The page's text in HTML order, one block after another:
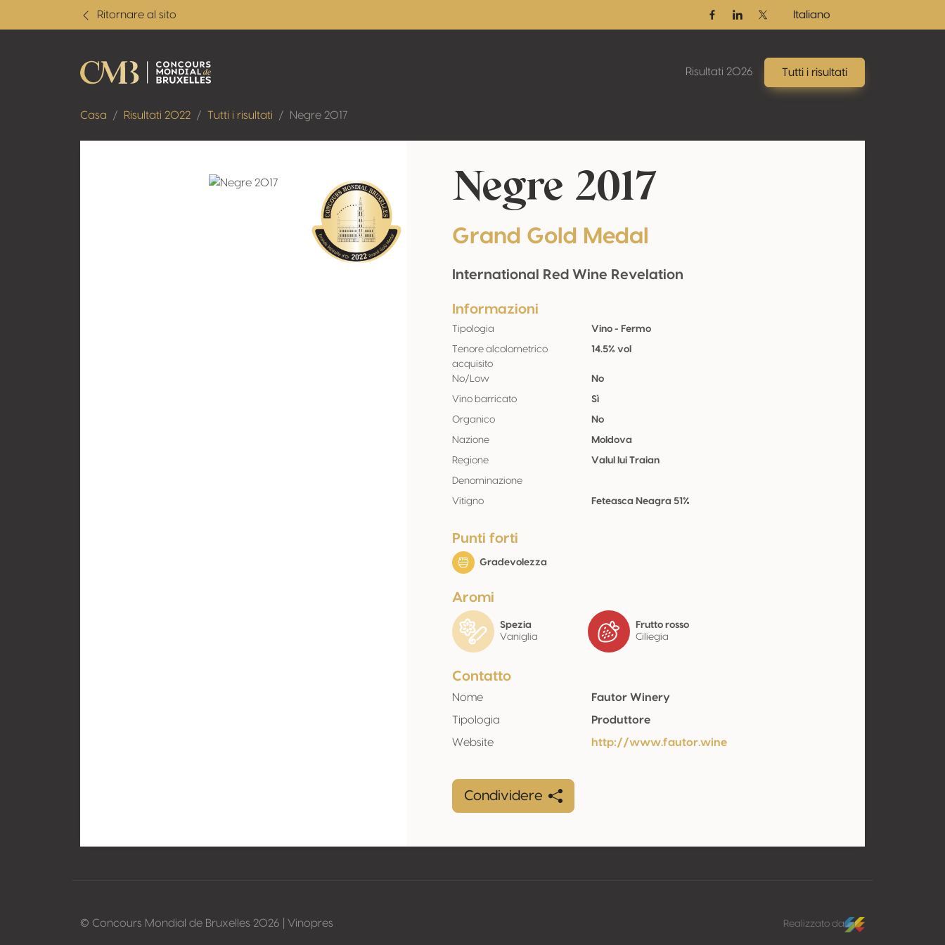
Ritornare al sito
FacebookLinkedinTwitter / X
Italiano
Risultati 2026 Tutti i risultati
Casa Risultati 2022 Tutti i risultati Negre 2017
Negre 2017
Grand Gold Medal
International Red Wine Revelation
Informazioni
Tipologia Vino - Fermo
Tenore alcolometrico
acquisito
14.5% vol
No/Low No
Vino barricato Sì
Organico No
Nazione Moldova
Regione Valul lui Traian
Denominazione
Vitigno Feteasca Neagra 51%
Punti forti
Gradevolezza
Aromi
Spezia
Vaniglia
Frutto rosso
Ciliegia
Contatto
Nome
Fautor Winery
Tipologia
Produttore
Website
http://www.fautor.wine
Condividere
© Concours Mondial de Bruxelles 2026 | Vinopres Realizzato da